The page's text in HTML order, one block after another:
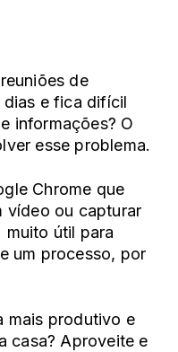
de
e fica difícil
informações? O
esse problema.
Chrome que
vídeo ou capturar
útil para
um processo, por
mais produtivo e
casa? Aproveite e